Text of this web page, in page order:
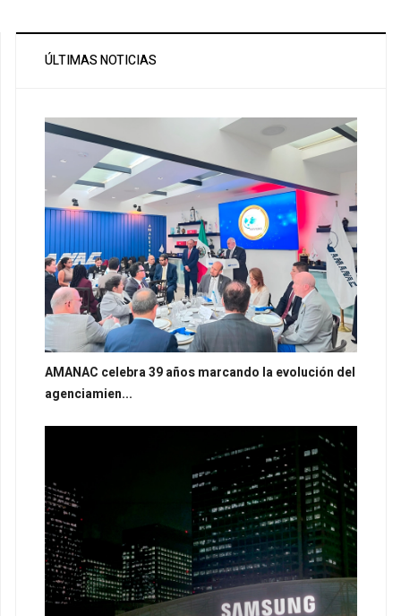
ÚLTIMAS NOTICIAS
AMANAC celebra 39 años marcando la evolución del
agenciamien...